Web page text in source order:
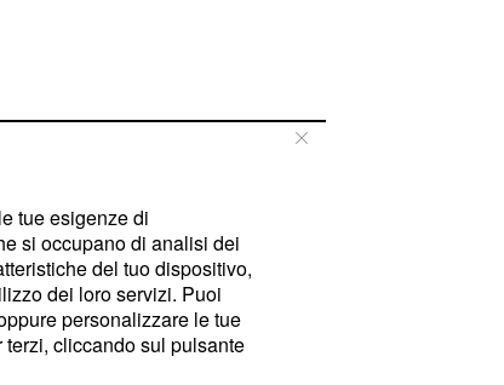
tue esigenze di
si occupano di analisi dei
del tuo dispositivo,
dei loro servizi. Puoi
personalizzare le tue
cliccando sul pulsante